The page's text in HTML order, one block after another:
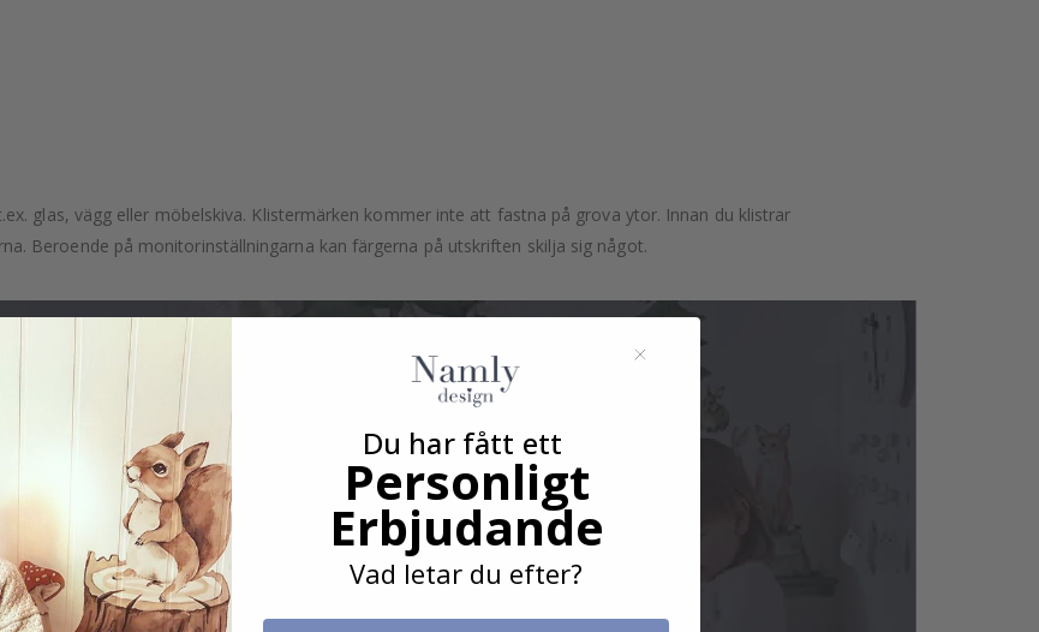
glas, vägg eller möbelskiva. Klistermärken kommer inte att fastna på grova ytor. Innan du klistrar
Beroende på monitorinställningarna kan färgerna på utskriften skilja sig något.
Du har fått ett
Personligt
Erbjudande
Vad letar du efter?